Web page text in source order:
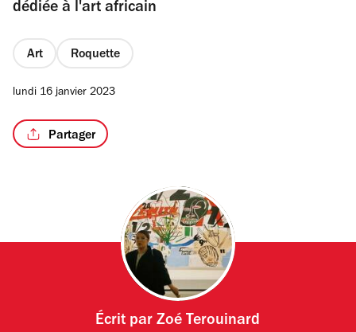
dédiée à l'art africain
Art Roquette
lundi 16 janvier 2023
Partager
Écrit parZoé Terouinard